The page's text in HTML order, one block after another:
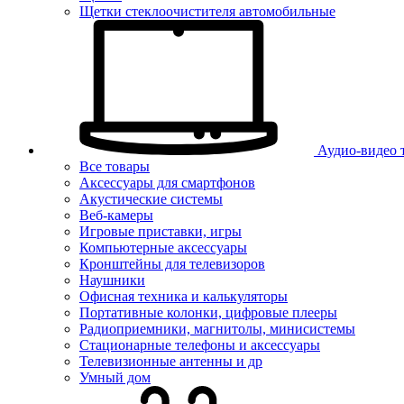
Щетки стеклоочистителя автомобильные
Аудио-видео
Все товары
Аксессуары для смартфонов
Акустические системы
Веб-камеры
Игровые приставки, игры
Компьютерные аксессуары
Кронштейны для телевизоров
Наушники
Офисная техника и калькуляторы
Портативные колонки, цифровые плееры
Радиоприемники, магнитолы, минисистемы
Стационарные телефоны и аксессуары
Телевизионные антенны и др
Умный дом